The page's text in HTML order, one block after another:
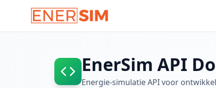
EnerSim API
Energie-simulatie API voor